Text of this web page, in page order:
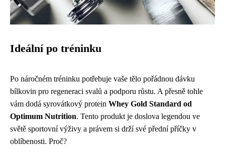
Ideální po tréninku
Po náročném tréninku potřebuje vaše tělo pořádnou dávku
bílkovin pro regeneraci svalů a podporu růstu. A přesně tohle
vám dodá syrovátkový protein Whey Gold Standard od
Optimum Nutrition. Tento produkt je doslova legendou ve
světě sportovní výživy a právem si drží své přední příčky v
oblíbenosti. Proč?